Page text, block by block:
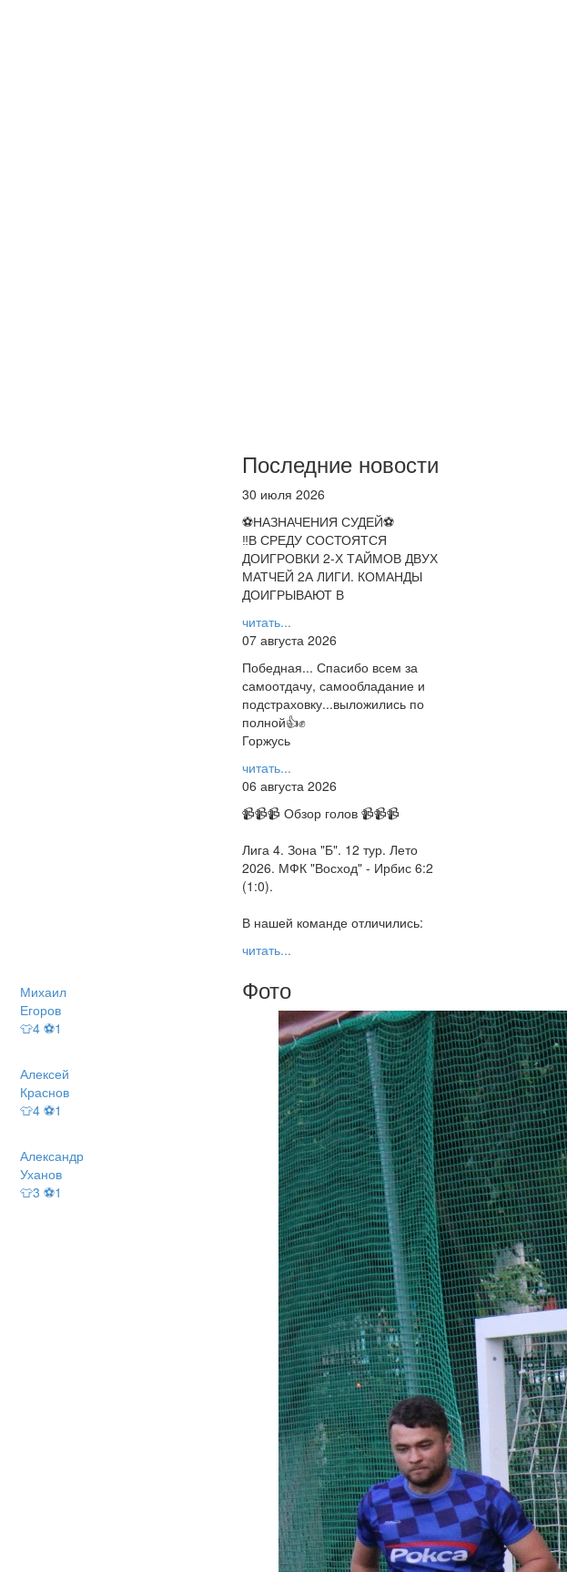
Михаил
Егоров
👕4 ⚽1
Алексей
Краснов
👕4 ⚽1
Александр
Уханов
👕3 ⚽1
Последние новости
30 июля 2026
⚽НАЗНАЧЕНИЯ СУДЕЙ⚽
‼В СРЕДУ СОСТОЯТСЯ
ДОИГРОВКИ 2-Х ТАЙМОВ ДВУХ
МАТЧЕЙ 2А ЛИГИ. КОМАНДЫ
ДОИГРЫВАЮТ В
читать...
07 августа 2026
Победная... Спасибо всем за
самоотдачу, самообладание и
подстраховку...выложились по
полной👍✊
Горжусь
читать...
06 августа 2026
📹📹📹 Обзор голов 📹📹📹
Лига 4. Зона "Б". 12 тур. Лето
2026. МФК "Восход" - Ирбис 6:2
(1:0).
В нашей команде отличились:
читать...
Фото